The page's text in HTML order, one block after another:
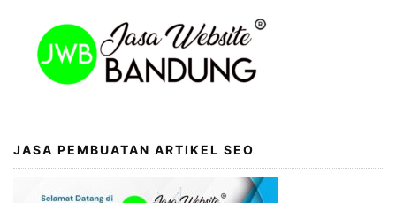
JASA PEMBUATAN ARTIKEL SEO